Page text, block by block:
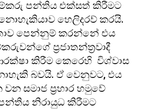
පන්තිය එක්සත් කිරීමට
හෙලිදරව් කරයි.
පෙන්නුම් කරන්නේ එය
ප්‍රජාතන්ත්‍රවාදී
කිරීම කෙරෙහි විශ්වාස
බවයි. ඒ වෙනුවට, එය
සමාජ ප්‍රහාර හමුවේ
නිරායුධ කිරීමට